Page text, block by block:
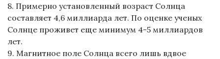
8. Примерно установленный возраст Солнца
составляет 4,6 миллиарда лет. По оценке ученых
Солнце проживет еще минимум 4-5 миллиардов
лет.
9. Магнитное поле Солнца всего лишь вдвое